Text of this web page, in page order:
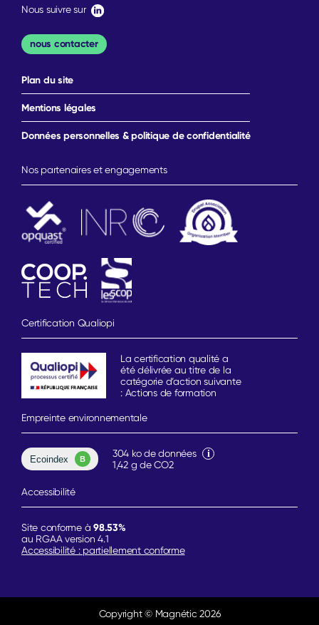
Nous suivre sur
nous contacter
Plan du site
Mentions légales
Données personnelles & politique de confidentialité
Nos partenaires et engagements
Certification Qualiopi
La certification qualité a
été délivrée au titre de la
catégorie d’action suivante
: Actions de formation
Empreinte environnementale
304 ko de données
1,42 g de CO2
Accessibilité
Site conforme à98.53%
au RGAA version 4.1
Accessibilité : partiellement conforme
Copyright© Magnétic 2026